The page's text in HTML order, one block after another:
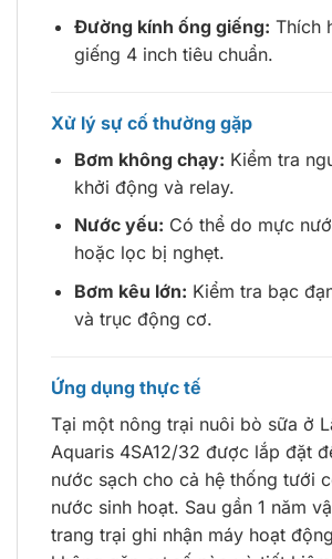
Đường kính ống giếng: Thích
giếng 4 inch tiêu chuẩn.
Xử lý sự cố thường gặp
Bơm không chạy: Kiểm tra
khởi động và relay.
Nước yếu: Có thể do mực
hoặc lọc bị nghẹt.
Bơm kêu lớn: Kiểm tra bạc
và trục động cơ.
Ứng dụng thực tế
Tại một nông trại nuôi bò sữa ở
Aquaris 4SA12/32 được lắp đặt
nước sạch cho cả hệ thống tưới
nước sinh hoạt. Sau gần 1 năm
trang trại ghi nhận máy hoạt